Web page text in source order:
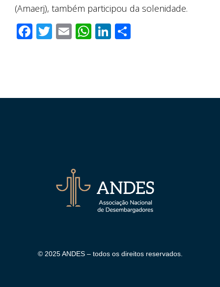
(Amaerj), também participou da solenidade.
Facebook
Twitter
EmailWhatsApp
LinkedIn
© 2025 ANDES – todos os direitos reservados.